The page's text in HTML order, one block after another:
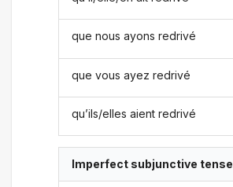
que nous ayons redrivé
que vous ayez redrivé
qu’ils/elles aient redrivé
Imperfect subjunctive tense